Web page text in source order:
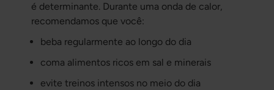
é determinante. Durante uma onda de calor,
recomendamos que você:
beba regularmente ao longo do dia
coma alimentos ricos em sal e minerais
evite treinos intensos no meio do dia